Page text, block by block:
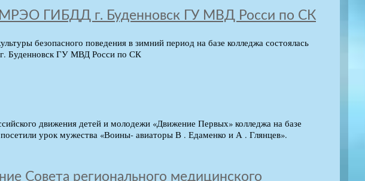
МРЭО ГИБДД г. Буденновск ГУ МВД Росси по СК
безопасного поведения в зимний период на базе колледжа состоялась
Буденновск ГУ МВД Росси по СК
движения детей и молодежи «Движение Первых» колледжа на базе
посетили урок мужества «Воины- авиаторы В . Едаменко и А . Глянцев».
Совета регионального медицинского